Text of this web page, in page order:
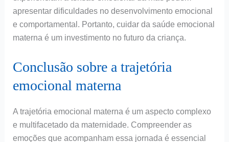
apresentar dificuldades no desenvolvimento emocional
e comportamental. Portanto, cuidar da saúde emocional
materna é um investimento no futuro da criança.
Conclusão sobre a trajetória
emocional materna
A trajetória emocional materna é um aspecto complexo
e multifacetado da maternidade. Compreender as
emoções que acompanham essa jornada é essencial